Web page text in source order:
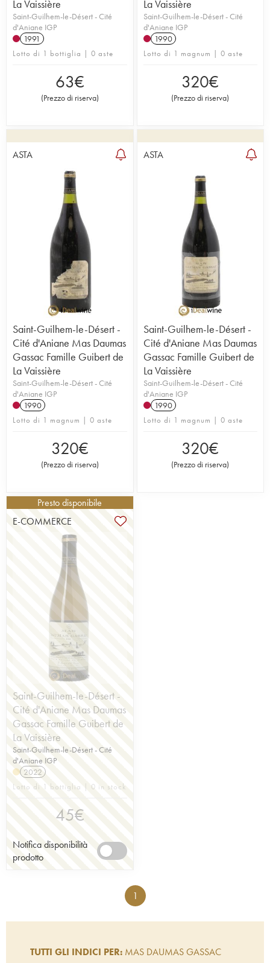
La Vaissière
Saint-Guilhem-le-Désert - Cité
d'Aniane IGP
1991
Lotto di 1 bottiglia | 0 aste
63€
(Prezzo di riserva)
La Vaissière
Saint-Guilhem-le-Désert - Cité
d'Aniane IGP
1990
Lotto di 1 magnum | 0 aste
320€
(Prezzo di riserva)
ASTA
Saint-Guilhem-le-Désert -
Cité d'Aniane Mas Daumas
Gassac Famille Guibert de
La Vaissière
Saint-Guilhem-le-Désert - Cité
d'Aniane IGP
1990
Lotto di 1 magnum | 0 aste
320€
(Prezzo di riserva)
ASTA
Saint-Guilhem-le-Désert -
Cité d'Aniane Mas Daumas
Gassac Famille Guibert de
La Vaissière
Saint-Guilhem-le-Désert - Cité
d'Aniane IGP
1990
Lotto di 1 magnum | 0 aste
320€
(Prezzo di riserva)
Presto disponibile
E-COMMERCE
Saint-Guilhem-le-Désert -
Cité d'Aniane Mas Daumas
Gassac Famille Guibert de
La Vaissière
Saint-Guilhem-le-Désert - Cité
d'Aniane IGP
2022
Lotto di 1 bottiglia | 0 in stock
45€
Notifica disponibilità
prodotto
1
TUTTI GLI INDICI PER: MAS DAUMAS GASSAC